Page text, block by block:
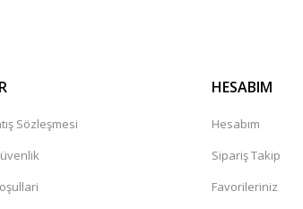
Sözleşmesi
HESABIM
Hesabım
Sipariş Takip
Favorileriniz